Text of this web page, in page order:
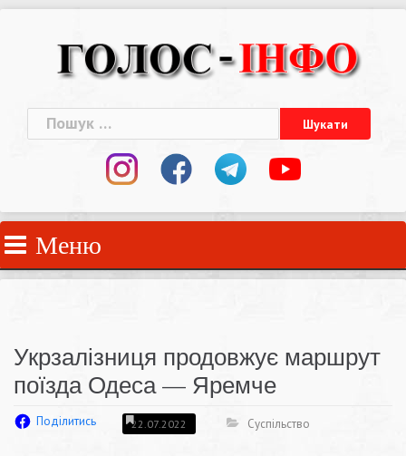
Пошук:
Меню
Укрзалізниця продовжує маршрут
поїзда Одеса — Яремче
Поділитись 22.07.2022 Суспільство